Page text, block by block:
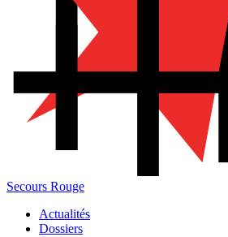
Secours Rouge
Actualités
Dossiers